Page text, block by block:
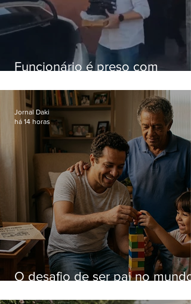
Funcionário é preso com
Hospital do Andaraí
O desafio de ser pai no mundo
Jornal Daki
há 14 horas